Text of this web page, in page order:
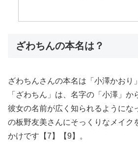
ざわちんの本名は？
ざわちんさんの本名は「小澤かおり
「ざわちん」は、名字の「小澤」か
彼女の名前が広く知られるようにな
の板野友美さんにそっくりなメイク
かけです【7】【9】。